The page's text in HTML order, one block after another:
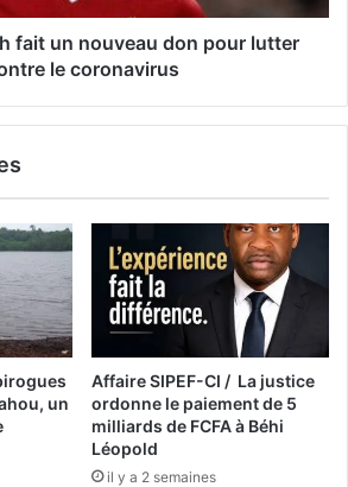
fait un nouveau don pour lutter
le coronavirus
un
Affaire SIPEF-CI / La justice
ordonne le paiement de 5
milliards de FCFA à Béhi
Léopold
il y a 2 semaines